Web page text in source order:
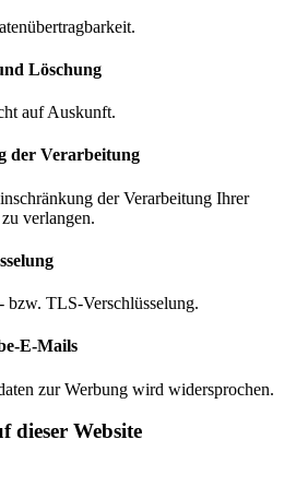
Löschung
auf Auskunft.
der Verarbeitung
der Verarbeitung Ihrer
verlangen.
bzw. TLS-Verschlüsselung.
E-Mails
zur Werbung wird widersprochen.
dieser Website